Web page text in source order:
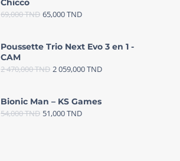
Chicco
69,000TND 65,000TND
Poussette Trio Next Evo 3 en 1 -
CAM
2 470,000TND 2 059,000TND
Bionic Man – KS Games
54,000TND 51,000TND